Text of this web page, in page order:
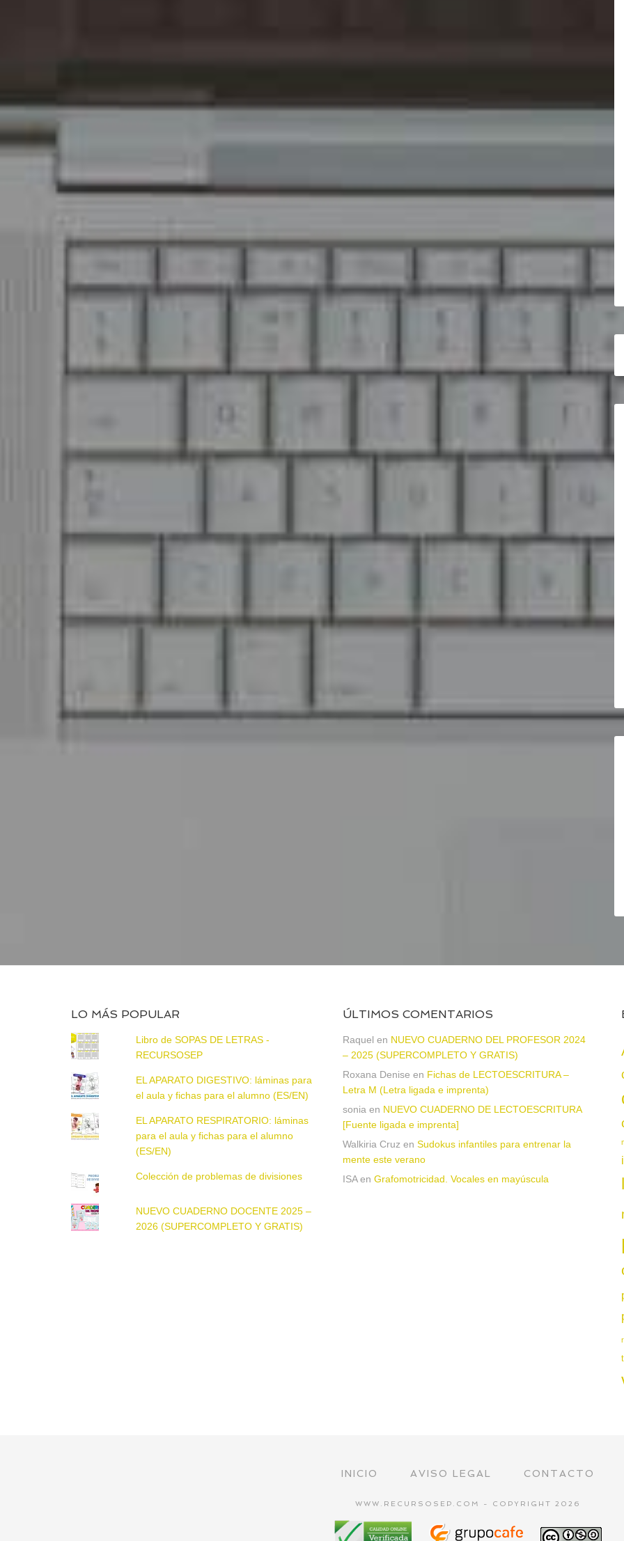
LO MÁS POPULAR
Libro de SOPAS DE LETRAS -
RECURSOSEP
EL APARATO DIGESTIVO: láminas para
el aula y fichas para el alumno (ES/EN)
EL APARATO RESPIRATORIO: láminas
para el aula y fichas para el alumno
(ES/EN)
Colección de problemas de divisiones
NUEVO CUADERNO DOCENTE 2025 –
2026 (SUPERCOMPLETO Y GRATIS)
ÚLTIMOS COMENTARIOS
Raquel en NUEVO CUADERNO DEL PROFESOR 2024
– 2025 (SUPERCOMPLETO Y GRATIS)
Roxana Denise en Fichas de LECTOESCRITURA –
Letra M (Letra ligada e imprenta)
sonia en NUEVO CUADERNO DE LECTOESCRITURA
[Fuente ligada e imprenta]
Walkiria Cruz en Sudokus infantiles para entrenar la
mente este verano
ISAen Grafomotricidad. Vocales en mayúscula
INICIO AVISO LEGAL CONTACTO
WWW.RECURSOSEP.COM - COPYRIGHT 2026